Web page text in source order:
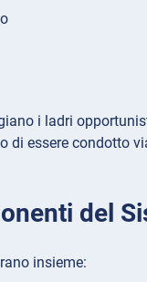
i ladri
essere condotto
del
insieme: